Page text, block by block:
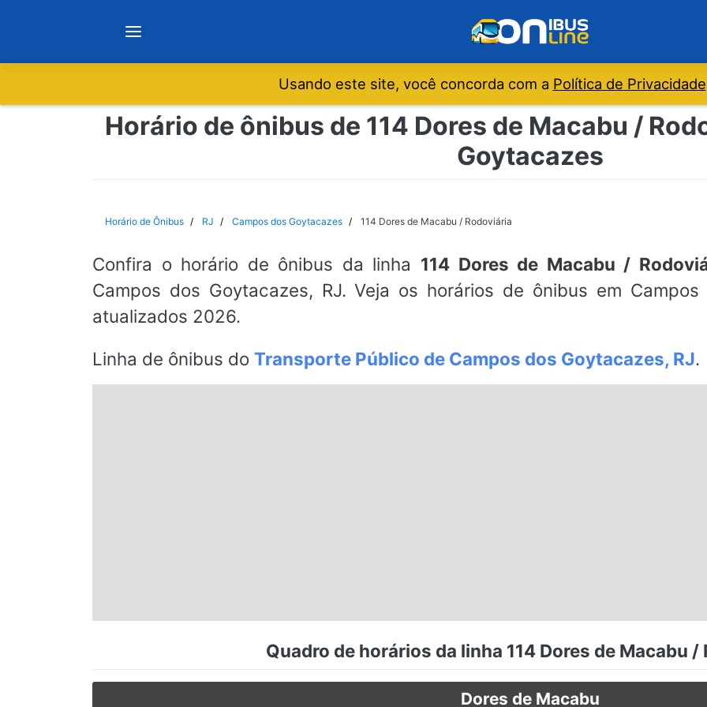
Notícias
São Paulo
Rio de Janeiro
Espírito Santo
Nordeste
Usando este site, você concorda com a Política de Privacidade
Horário de ônibus de 114 Dores de Macabu /
Goytacazes
Horário de Ônibus RJ Campos dos Goytacazes 114 Dores de Macabu / Rodoviária
Confira o horário de ônibus da linha 114 Dores de Macabu /
Campos dos Goytacazes, RJ. Veja os horários de ônibus em
atualizados 2026.
Linha de ônibus do Transporte Público de Campos dos Goytacazes, RJ.
Quadro de horários da linha 114 Dores de Macabu /
Dores de Macabu